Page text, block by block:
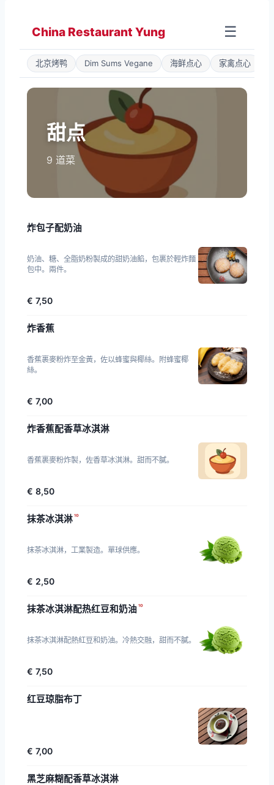
springen
China Restaurant Yung ☰
北京烤鸭 Dim Sums Vegane 海鲜点心 家禽点心
甜点
9 道菜
炸包子配奶油
奶油、糖、全脂奶粉製成的甜奶油餡，包裹於輕炸麵
包中。兩件。
€ 7,50
炸香蕉
香蕉裹麥粉炸至金黃，佐以蜂蜜與椰絲。附蜂蜜椰
絲。
€ 7,00
炸香蕉配香草冰淇淋
香蕉裹麥粉炸製，佐香草冰淇淋。甜而不膩。
€ 8,50
抹茶冰淇淋¹⁰
抹茶冰淇淋，工業製造。單球供應。
€ 2,50
抹茶冰淇淋配热红豆和奶油¹⁰
抹茶冰淇淋配熱紅豆和奶油。冷熱交融，甜而不膩。
€ 7,50
红豆琼脂布丁
€ 7,00
黑芝麻糊配香草冰淇淋